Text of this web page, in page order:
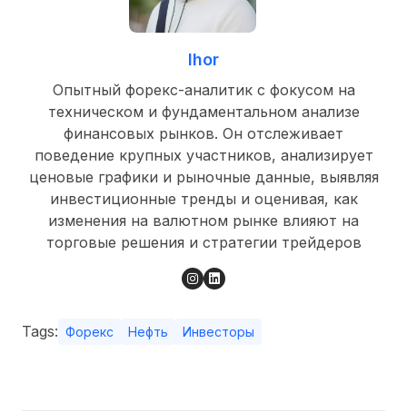
Ihor
Опытный форекс-аналитик с фокусом на
техническом и фундаментальном анализе
финансовых рынков. Он отслеживает
поведение крупных участников, анализирует
ценовые графики и рыночные данные, выявляя
инвестиционные тренды и оценивая, как
изменения на валютном рынке влияют на
торговые решения и стратегии трейдеров
Tags: Форекс Нефть Инвесторы